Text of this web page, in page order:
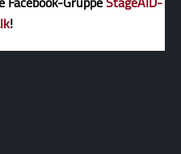
!